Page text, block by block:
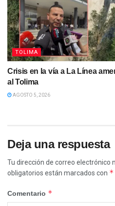
TOLIMA
Crisis en la vía a La Línea
al Tolima
AGOSTO 5, 2026
Deja una respuesta
Tu dirección de correo electrónico
obligatorios están marcados con *
Comentario *